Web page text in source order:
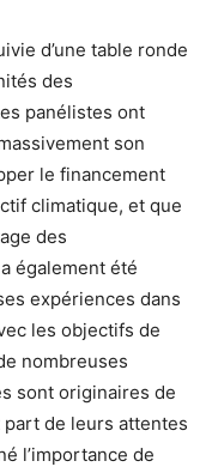
d’une table ronde
des
panélistes ont
son
le financement
climatique, et que
des
également été
expériences dans
les objectifs de
nombreuses
sont originaires de
de leurs attentes
l’importance de